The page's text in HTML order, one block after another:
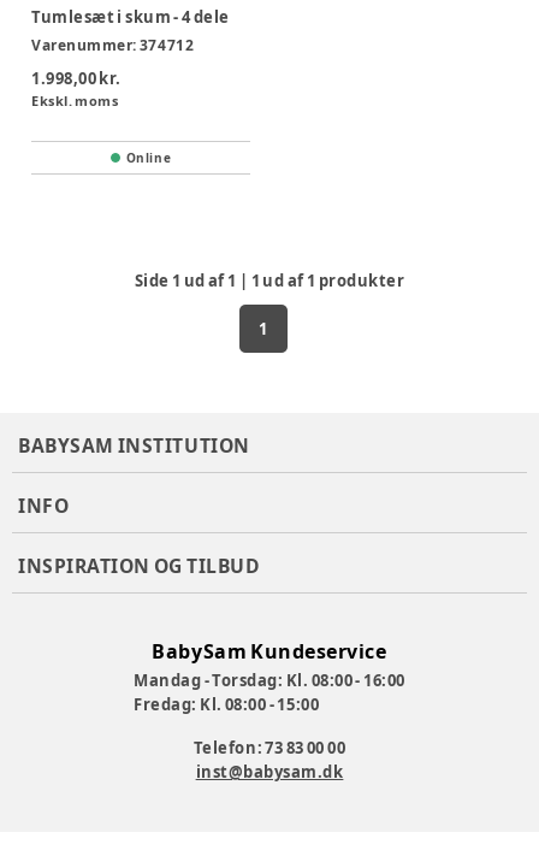
Tumlesæt i skum - 4 dele
Varenummer:374712
1.998,00 kr.
Ekskl. moms
Online
Side 1 ud af1 1 ud af1 produkter
1
BABYSAM INSTITUTION
INFO
INSPIRATION OG TILBUD
BabySam Kundeservice
Mandag - Torsdag: Kl. 08:00 - 16:00
Fredag: Kl. 08:00 - 15:00
Telefon: 73 83 00 00
inst@babysam.dk